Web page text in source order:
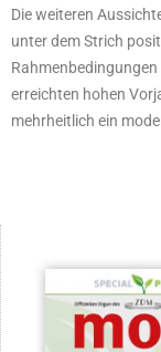
Die weiteren
unter dem Strich
erreichten hohen
mehrheitlich ein